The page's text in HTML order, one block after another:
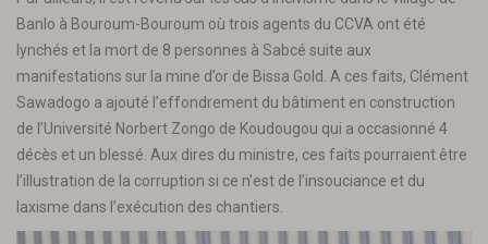
Banlo à Bouroum-Bouroum où trois agents du CCVA ont été
lynchés et la mort de 8 personnes à Sabcé suite aux
manifestations sur la mine d’or de Bissa Gold. A ces faits, Clément
Sawadogo a ajouté l’effondrement du bâtiment en construction
de l’Université Norbert Zongo de Koudougou qui a occasionné 4
décès et un blessé. Aux dires du ministre, ces faits pourraient être
l’illustration de la corruption si ce n’est de l’insouciance et du
laxisme dans l’exécution des chantiers.